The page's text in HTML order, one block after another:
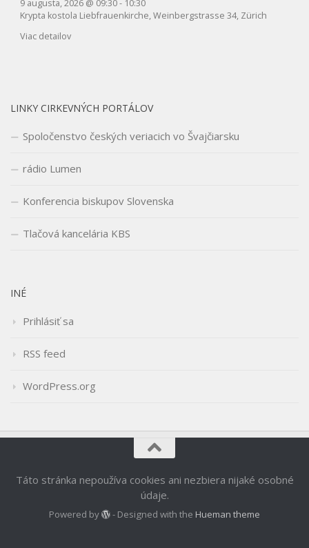
9 augusta, 2026 @ 09:30- 10:30
Krypta kostola Liebfrauenkirche, Weinbergstrasse 34, Zürich
Viac detailov
LINKY CIRKEVNÝCH PORTÁLOV
Spoločenstvo českých veriacich vo Švajčiarsku
rádio Lumen
Konferencia biskupov Slovenska
Tlačová kancelária KBS
INÉ
Prihlásiť sa
RSS feed
WordPress.org
Táto stránka nepoužíva cookies ani nezbiera nijaké osobné
údaje.
Powered by - Designed with the Hueman theme